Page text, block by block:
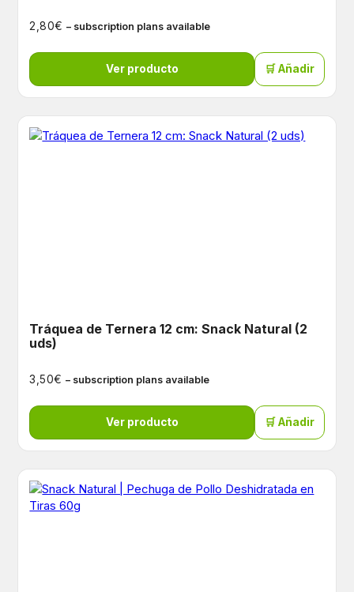
2,80€ – subscription plans available
Ver producto 🛒 Añadir
Tráquea de Ternera 12 cm: Snack Natural (2
uds)
3,50€ – subscription plans available
Ver producto 🛒 Añadir